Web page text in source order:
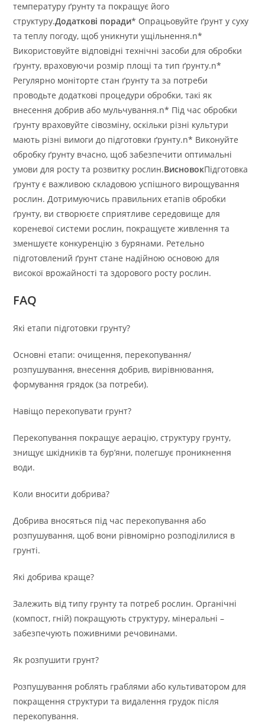
температуру ґрунту та покращує його
структуру.Додаткові поради* Опрацьовуйте ґрунт у суху
та теплу погоду, щоб уникнути ущільнення.n*
Використовуйте відповідні технічні засоби для обробки
ґрунту, враховуючи розмір площі та тип ґрунту.n*
Регулярно моніторте стан ґрунту та за потреби
проводьте додаткові процедури обробки, такі як
внесення добрив або мульчування.n* Під час обробки
ґрунту враховуйте сівозміну, оскільки різні культури
мають різні вимоги до підготовки ґрунту.n* Виконуйте
обробку ґрунту вчасно, щоб забезпечити оптимальні
умови для росту та розвитку рослин.ВисновокПідготовка
ґрунту є важливою складовою успішного вирощування
рослин. Дотримуючись правильних етапів обробки
ґрунту, ви створюєте сприятливе середовище для
кореневої системи рослин, покращуєте живлення та
зменшуєте конкуренцію з бурянами. Ретельно
підготовлений ґрунт стане надійною основою для
високої врожайності та здорового росту рослин.
FAQ
Які етапи підготовки грунту?
Основні етапи: очищення, перекопування/
розпушування, внесення добрив, вирівнювання,
формування грядок (за потреби).
Навіщо перекопувати грунт?
Перекопування покращує аерацію, структуру грунту,
знищує шкідників та бур’яни, полегшує проникнення
води.
Коли вносити добрива?
Добрива вносяться під час перекопування або
розпушування, щоб вони рівномірно розподілилися в
грунті.
Які добрива краще?
Залежить від типу грунту та потреб рослин. Органічні
(компост, гній) покращують структуру, мінеральні –
забезпечують поживними речовинами.
Як розпушити грунт?
Розпушування роблять граблями або культиватором для
покращення структури та видалення грудок після
перекопування.